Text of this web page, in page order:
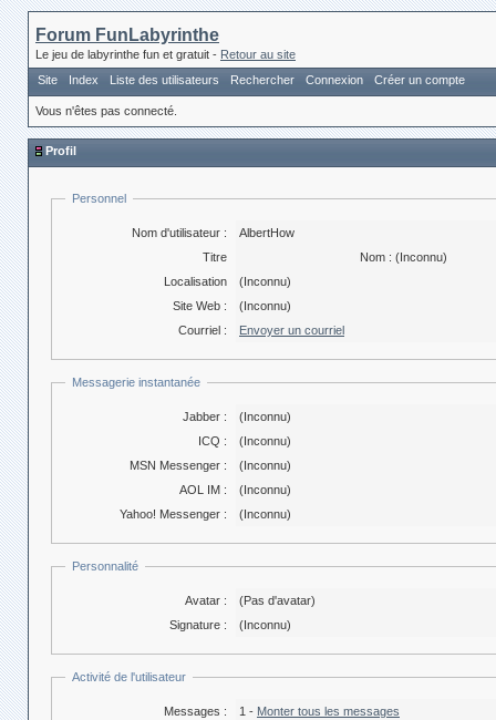
Forum FunLabyrinthe
Le jeu de labyrinthe fun et gratuit - Retour au site
Site
Index Liste des utilisateurs Rechercher Connexion Créer un compte
Vous n'êtes pas connecté.
Profil
Personnel
Nom d'utilisateur :
AlbertHow
Titre
Nom : (Inconnu)
Localisation
(Inconnu)
Site Web :
(Inconnu)
Courriel :
Envoyer un courriel
Messagerie instantanée
Jabber :
(Inconnu)
ICQ :
(Inconnu)
MSN Messenger :
(Inconnu)
AOL IM :
(Inconnu)
Yahoo! Messenger :
(Inconnu)
Personnalité
Avatar :
(Pas d'avatar)
Signature :
(Inconnu)
Activité de l'utilisateur
Messages : 1 - Monter tous les messages